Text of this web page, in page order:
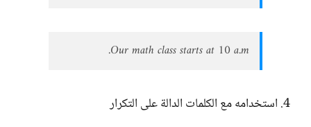
Our math class starts at 10 a.m.
4. استخدامه مع الكلمات الدالة على التكرار